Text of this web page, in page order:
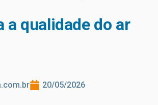
a qualidade do ar
20/05/2026